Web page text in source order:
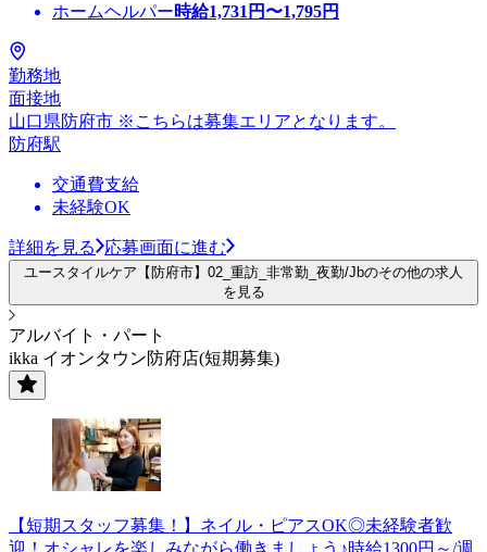
ホームヘルパー時給1,731 円〜1,795円
勤務地
面接地
山口県防府市 ※こちらは募集エリアとなります。
防府駅
交通費支給
未経験OK
詳細を見る 応募画面に進む
ユースタイルケア【防府市】02_重訪_非常勤_夜勤/Jbのその他の求人
を見る
アルバイト・パート
ikka イオンタウン防府店(短期募集)
【短期スタッフ募集！】ネイル・ピアスOK◎未経験者歓
迎！オシャレを楽しみながら働きましょう♪時給1300円～/週